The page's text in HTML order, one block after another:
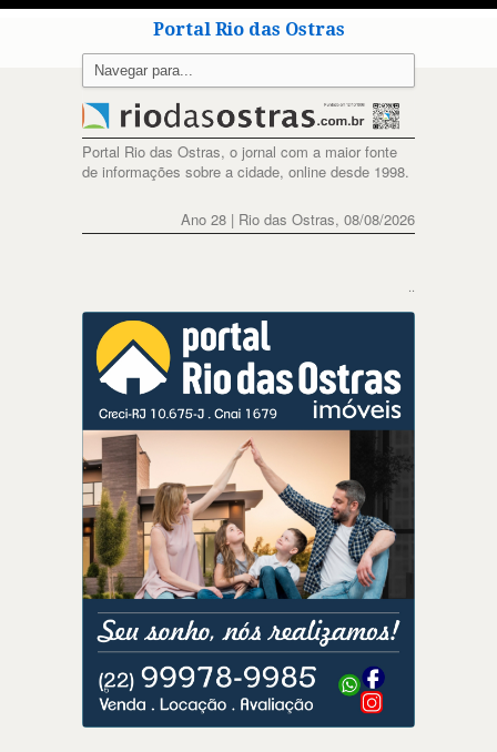
Portal Rio das Ostras
Portal Rio das Ostras, o jornal com a maior fonte
de informações sobre a cidade, online desde 1998.
Ano 28 | Rio das Ostras, 08/08/2026
..